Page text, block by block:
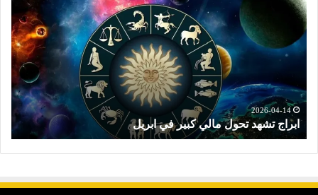
ب
ر
ا
ج
ه
ح
و
م
2026-04-14
ابراج تشهد تحول مالي كبير في ابريل
ا
ا